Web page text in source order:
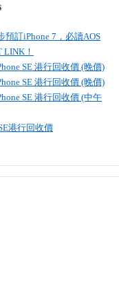
預訂iPhone 7，必讀AOS
LINK！
SE​ 港行回收價 (晚價)
SE​ 港行回收價 (晚價)
SE​ 港行回收價 (中午
港行回收價